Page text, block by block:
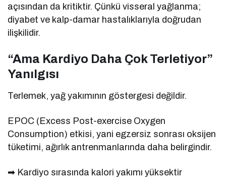
açısından da kritiktir. Çünkü visseral yağlanma;
diyabet ve kalp-damar hastalıklarıyla doğrudan
ilişkilidir.
“Ama Kardiyo Daha Çok Terletiyor”
Yanılgısı
Terlemek, yağ yakımının göstergesi değildir.
EPOC (Excess Post-exercise Oxygen
Consumption) etkisi, yani egzersiz sonrası oksijen
tüketimi, ağırlık antrenmanlarında daha belirgindir.
➡ Kardiyo sırasında kalori yakımı yüksektir